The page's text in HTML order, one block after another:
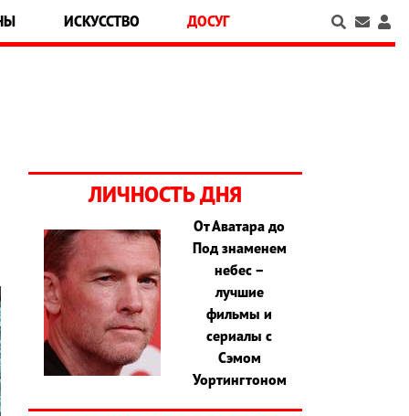
ИСКУССТВО ДОСУГ
ЛИЧНОСТЬ ДНЯ
От Аватара до
Под знаменем
небес –
лучшие
фильмы и
сериалы с
Сэмом
Уортингтоном